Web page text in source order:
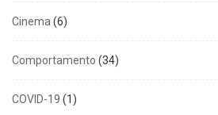
Cinema (6)
Comportamento (34)
COVID-19 (1)